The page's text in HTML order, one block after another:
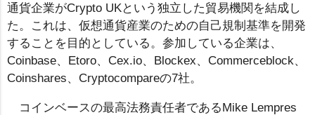
通貨企業がCrypto UKという独立した貿易機関を結成し
た。これは、仮想通貨産業のための自己規制基準を開発
することを目的としている。参加している企業は、
Coinbase、Etoro、Cex.io、Blockex、Commerceblock、
Coinshares、Cryptocompareの7社。
コインベースの最高法務責任者であるMike Lempres